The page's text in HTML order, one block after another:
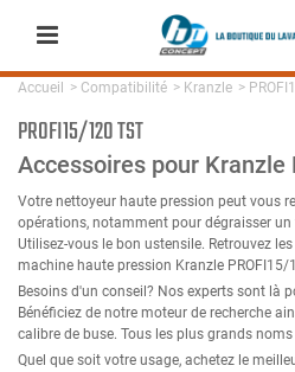
Accueil > Compatibilité > Kranzle >
PROFI15/120 TST
Accessoires pour Kranzle
Votre nettoyeur haute pression peut vous
opérations, notamment pour dégraisser
Utilisez-vous le bon ustensile. Retrouvez
machine haute pression Kranzle PROFI15/
Besoins d'un conseil? Nos experts sont là
Bénéficiez de notre moteur de recherche
calibre de buse. Tous les plus grands
Quel que soit votre usage, achetez le